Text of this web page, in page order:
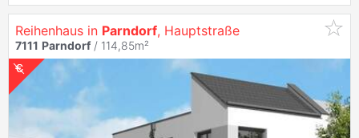
Reihenhaus in Parndorf, Hauptstraße
7111 Parndorf / 114,85m²